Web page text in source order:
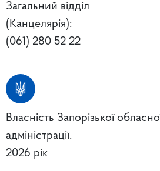
Загальний відділ
(Канцелярія):
(061) 280 52 22
Власність Запорізької
адміністрації.
2026 рік